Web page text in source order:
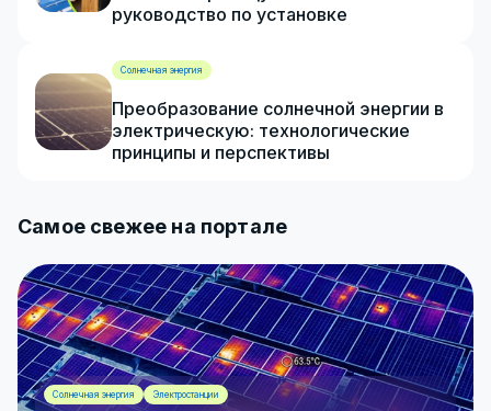
руководство по установке
Солнечная энергия
Преобразование солнечной энергии в
электрическую: технологические
принципы и перспективы
Самое свежее на портале
Солнечная энергия Электростанции